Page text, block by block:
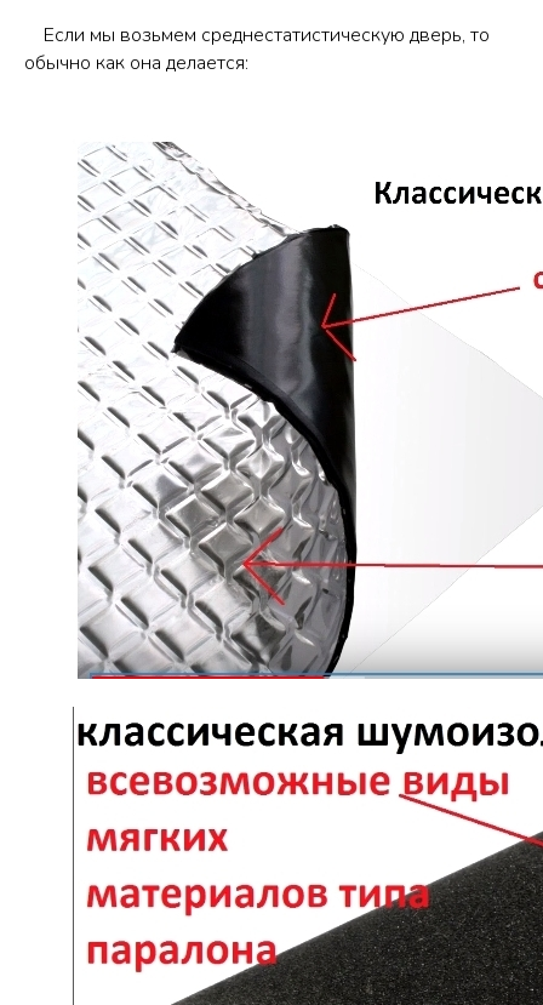
Если мы возьмем среднестатистическую дверь, то
обычно как она делается: